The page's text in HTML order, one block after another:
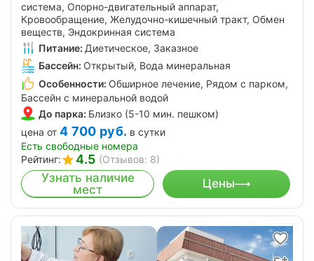
система, Опорно-двигательный аппарат,
Кровообращение, Желудочно-кишечный тракт, Обмен
веществ, Эндокринная система
Питание: Диетическое, Заказное
Бассейн: Открытый, Вода минеральная
Особенности: Обширное лечение, Рядом с парком,
Бассейн с минеральной водой
До парка: Близко (5-10 мин. пешком)
цена от 4 700 руб. в сутки
Есть свободные номера
Рейтинг:
4.5 (Отзывов: 8)
Узнать наличие
мест
Цены